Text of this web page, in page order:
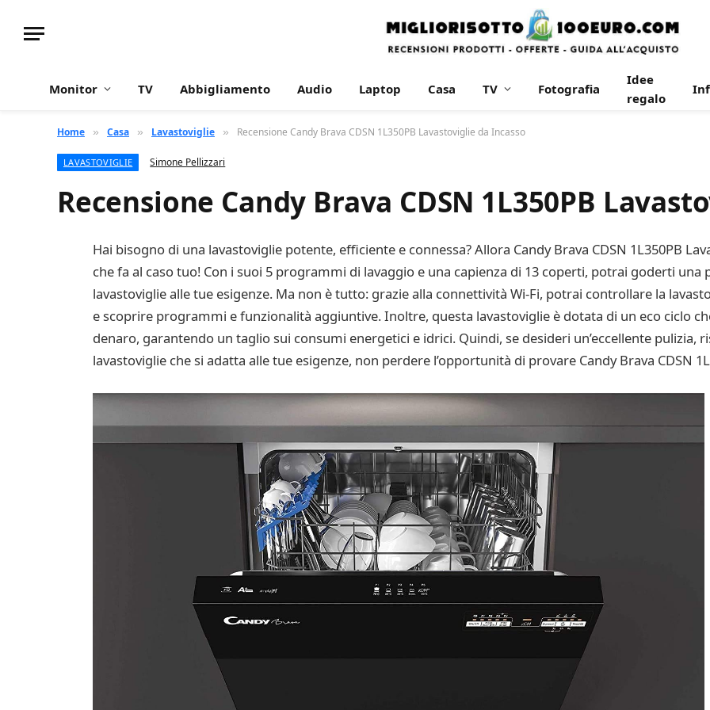
Monitor TV Abbigliamento Audio Laptop Casa TV Fotografia
Idee
regalo
Home » Casa » Lavastoviglie » Recensione Candy Brava CDSN 1L350PB Lavastoviglie da Incasso
LAVASTOVIGLIE Simone Pellizzari
Recensione Candy Brava CDSN 1L350PB
Hai bisogno di una lavastoviglie potente, efficiente e connessa? Allora Candy Brava CDSN 1L350PB
che fa al caso tuo! Con i suoi 5 programmi di lavaggio e una capienza di 13 coperti, potrai goderti una
lavastoviglie alle tue esigenze. Ma non è tutto: grazie alla connettività Wi-Fi, potrai controllare la
e scoprire programmi e funzionalità aggiuntive. Inoltre, questa lavastoviglie è dotata di un eco ciclo
denaro, garantendo un taglio sui consumi energetici e idrici. Quindi, se desideri un’eccellente pulizia,
lavastoviglie che si adatta alle tue esigenze, non perdere l’opportunità di provare Candy Brava CDSN